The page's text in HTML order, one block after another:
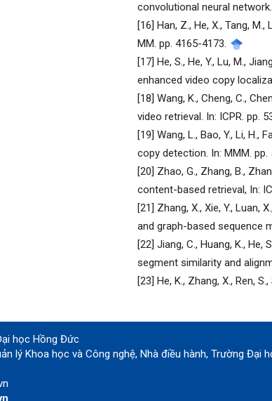
convolutional neural
[16] Han, Z., He, X., Tang,
MM. pp. 4165-4173.
[17] He, S., He, Y., Lu, M.,
enhanced video copy
[18] Wang, K., Cheng, C.,
video retrieval. In: ICPR. pp.
[19] Wang, L., Bao, Y., Li,
copy detection. In: MMM. pp.
[20] Zhao, G., Zhang, B.,
content-based retrieval, In:
[21] Zhang, X., Xie, Y., Luan,
and graph-based sequence
[22] Jiang, C., Huang, K., He,
segment similarity and
[23] He, K., Zhang, X., Ren,
học Hồng Đức
lý Khoa học và Công nghệ, Nhà điều hành, Trường